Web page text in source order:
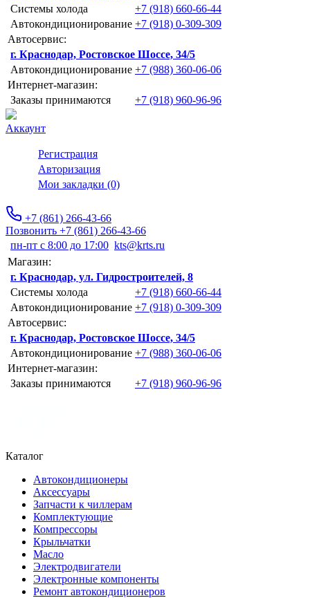
Системы холода
+7 (918) 660-66-44
Автокондиционирование +7 (918) 0-309-309
Автосервис:
г. Краснодар, Ростовское Шоссе, 34/5
Автокондиционирование +7 (988) 360-06-06
Интернет-магазин:
Заказы принимаются
+7 (918) 960-96-96
Аккаунт
Регистрация
Авторизация
Мои закладки (0)
+7 (861) 266-43-66
Позвонить +7 (861) 266-43-66
пн-пт с 8:00 до 17:00 kts@krts.ru
Магазин:
г. Краснодар, ул. Гидростроителей, 8
Системы холода
+7 (918) 660-66-44
Автокондиционирование +7 (918) 0-309-309
Автосервис:
г. Краснодар, Ростовское Шоссе, 34/5
Автокондиционирование +7 (988) 360-06-06
Интернет-магазин:
Заказы принимаются
+7 (918) 960-96-96
Каталог
Автокондиционеры
Аксессуары
Запчасти к чиллерам
Комплектующие
Компрессоры
Крыльчатки
Масло
Электродвигатели
Электронные компоненты
Ремонт автокондиционеров